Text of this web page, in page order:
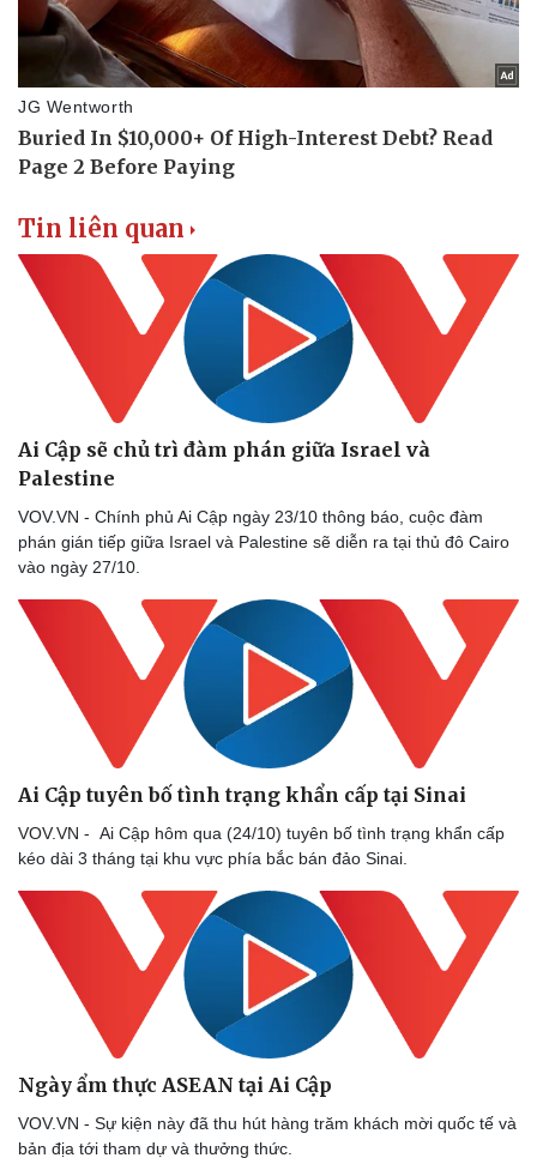
Bóng đá
Tin liên quan
Ai Cập sẽ chủ trì đàm phán giữa Israel và
Palestine
VOV.VN - Chính phủ Ai Cập ngày 23/10 thông báo, cuộc đàm
phán gián tiếp giữa Israel và Palestine sẽ diễn ra tại thủ đô Cairo
vào ngày 27/10.
Ai Cập tuyên bố tình trạng khẩn cấp tại Sinai
VOV.VN - Ai Cập hôm qua (24/10) tuyên bố tình trạng khẩn cấp
kéo dài 3 tháng tại khu vực phía bắc bán đảo Sinai.
Ngày ẩm thực ASEAN tại Ai Cập
VOV.VN - Sự kiện này đã thu hút hàng trăm khách mời quốc tế và
bản địa tới tham dự và thưởng thức.